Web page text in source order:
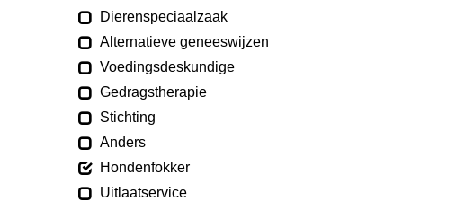
Dierenspeciaalzaak
Alternatieve geneeswijzen
Voedingsdeskundige
Gedragstherapie
Stichting
Anders
Hondenfokker
Uitlaatservice